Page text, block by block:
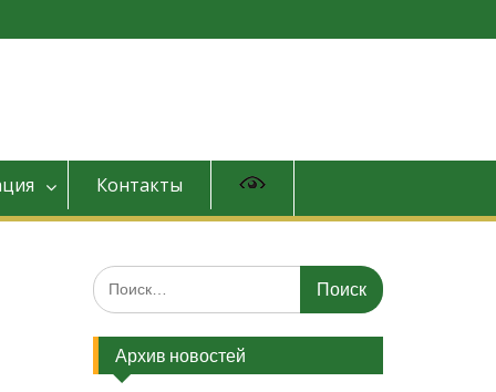
Контакты
Искать:
Архив новостей